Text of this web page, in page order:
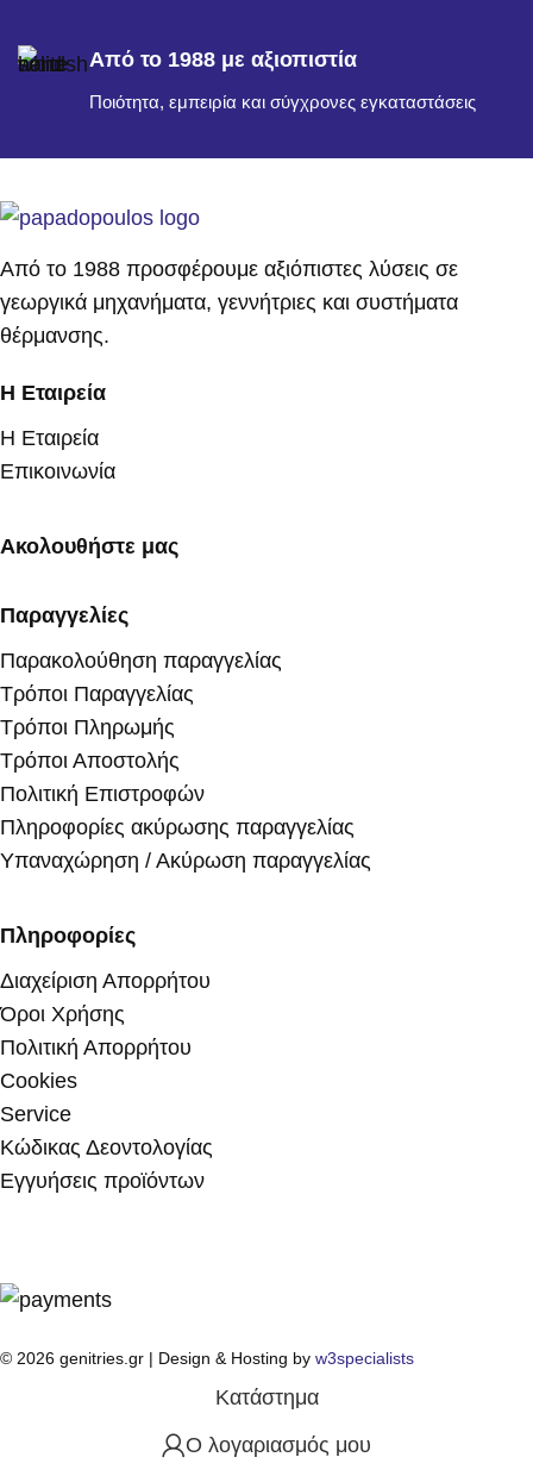
Από το 1988 με αξιοπιστία
Ποιότητα, εμπειρία και σύγχρονες εγκαταστάσεις
Από το 1988 προσφέρουμε αξιόπιστες λύσεις σε
γεωργικά μηχανήματα, γεννήτριες και συστήματα
θέρμανσης.
Η Εταιρεία
Η Εταιρεία
Επικοινωνία
Ακολουθήστε μας
Παραγγελίες
Παρακολούθηση παραγγελίας
Τρόποι Παραγγελίας
Τρόποι Πληρωμής
Τρόποι Αποστολής
Πολιτική Επιστροφών
Πληροφορίες ακύρωσης παραγγελίας
Υπαναχώρηση / Ακύρωση παραγγελίας
Πληροφορίες
Διαχείριση Απορρήτου
Όροι Χρήσης
Πολιτική Απορρήτου
Cookies
Service
Κώδικας Δεοντολογίας
Εγγυήσεις προϊόντων
© 2026 genitries.gr | Design & Hosting by w3specialists
Κατάστημα
Ο λογαριασμός μου